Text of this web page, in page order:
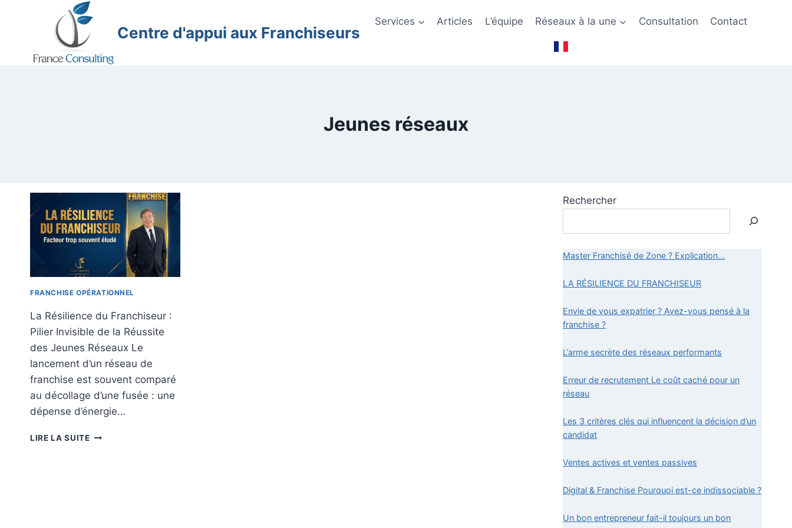
Centre d'appui aux Franchiseurs
Services Articles L’équipe Réseaux à la une Consultation Contact
Jeunes réseaux
FRANCHISE OPÉRATIONNEL
La Résilience du Franchiseur :
Pilier Invisible de la Réussite
des Jeunes Réseaux Le
lancement d’un réseau de
franchise est souvent comparé
au décollage d’une fusée : une
dépense d’énergie…
LIRE LA SUITELA
Rechercher
Master Franchisé de Zone ? Explication…
LA RÉSILIENCE DU FRANCHISEUR
Envie de vous expatrier ? Avez-vous pensé à la
franchise ?
L’arme secrète des réseaux performants
Erreur de recrutement Le coût caché pour un
réseau
Les 3 critères clés qui influencent la décision d’un
candidat
Ventes actives et ventes passives
Digital & Franchise Pourquoi est-ce indissociable ?
Un bon entrepreneur fait-il toujours un bon